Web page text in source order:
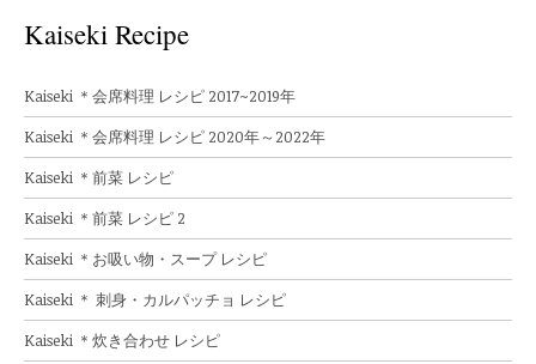
Kaiseki Recipe
Kaiseki ＊会席料理 レシピ 2017~2019年
Kaiseki ＊会席料理 レシピ 2020年～2022年
Kaiseki ＊前菜 レシピ
Kaiseki ＊前菜 レシピ 2
Kaiseki ＊お吸い物・スープ レシピ
Kaiseki ＊ 刺身・カルパッチョ レシピ
Kaiseki ＊炊き合わせ レシピ